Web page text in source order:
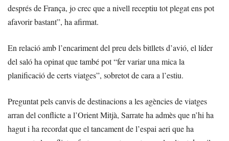
després de França, jo crec que a nivell receptiu tot plegat ens pot
afavorir bastant”, ha afirmat.
En relació amb l’encariment del preu dels bitllets d’avió, el líder
del saló ha opinat que també pot “fer variar una mica la
planificació de certs viatges”, sobretot de cara a l’estiu.
Preguntat pels canvis de destinacions a les agències de viatges
arran del conflicte a l’Orient Mitjà, Sarrate ha admès que n’hi ha
hagut i ha recordat que el tancament de l’espai aeri que ha